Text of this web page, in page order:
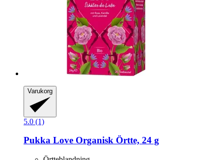
Varukorg
5.0 (1)
Pukka Love Organisk Örtte, 24 g